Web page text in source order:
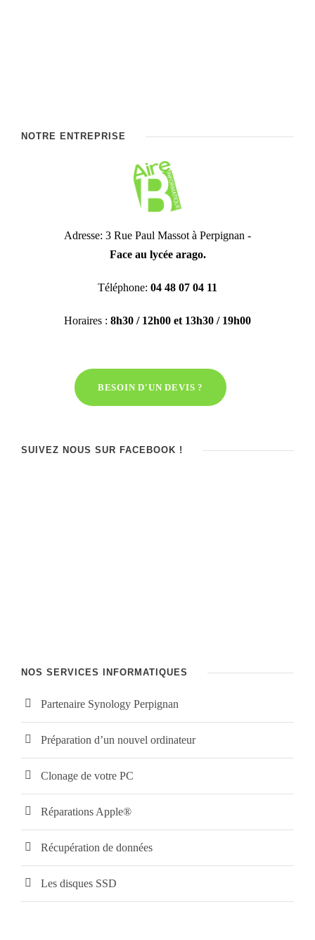
NOTRE ENTREPRISE
Adresse: 3 Rue Paul Massot à Perpignan -
Face au lycée arago.
Téléphone: 04 48 07 04 11
Horaires : 8h30 / 12h00 et 13h30 / 19h00
BESOIN D'UN DEVIS ?
SUIVEZ NOUS SUR FACEBOOK !
NOS SERVICES INFORMATIQUES
Partenaire Synology Perpignan
Préparation d’un nouvel ordinateur
Clonage de votre PC
Réparations Apple®
Récupération de données
Les disques SSD